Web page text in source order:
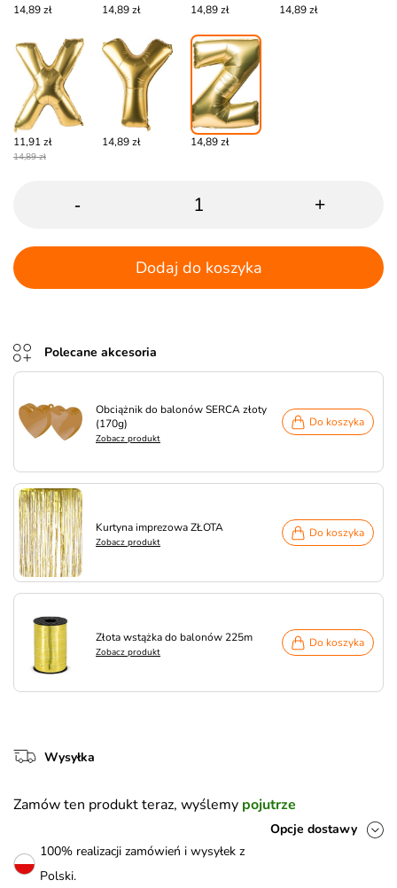
14,89 zł 14,89 zł 14,89 zł 14,89 zł
11,91 zł
14,89 zł
14,89 zł 14,89 zł
- +
Dodaj do koszyka
Polecane akcesoria
Obciążnik do balonów SERCA złoty
(170g)
Zobacz produkt
Do koszyka
Kurtyna imprezowa ZŁOTA
Zobacz produkt
Do koszyka
Złota wstążka do balonów 225m
Zobacz produkt
Do koszyka
Wysyłka
Zamów ten produkt teraz, wyślemy pojutrze
Opcje dostawy
100% realizacji zamówień i wysyłek z
Polski.